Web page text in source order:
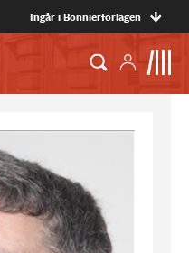
Ingår i Bonnierförlagen